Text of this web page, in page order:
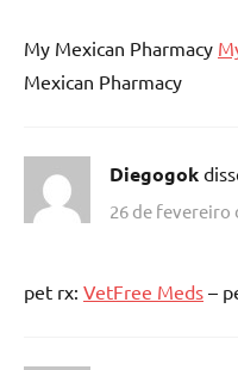
My Mexican Pharmacy
Mexican Pharmacy
Diegogok
26 de fevereiro
pet rx: VetFree Meds –